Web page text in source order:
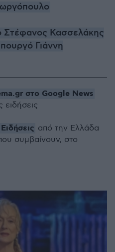
Στέφανος Κασσελάκης
Γιάννη
στο Google News
ειδήσεις
Ειδήσεις από την Ελλάδα
συμβαίνουν, στο